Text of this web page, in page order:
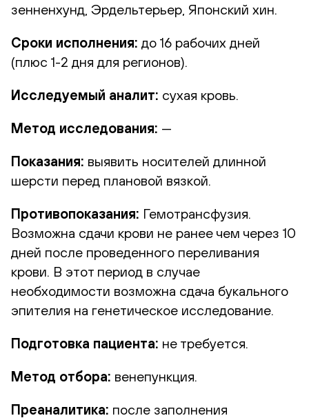
зенненхунд, Эрдельтерьер, Японский хин.
Сроки исполнения: до 16 рабочих дней
(плюс 1-2 дня для регионов).
Исследуемый аналит: сухая кровь.
Метод исследования: —
Показания: выявить носителей длинной
шерсти перед плановой вязкой.
Противопоказания: Гемотрансфузия.
Возможна сдачи крови не ранее чем через 10
дней после проведенного переливания
крови. В этот период в случае
необходимости возможна сдача букального
эпителия на генетическое исследование.
Подготовка пациента: не требуется.
Метод отбора: венепункция.
Преаналитика: после заполнения